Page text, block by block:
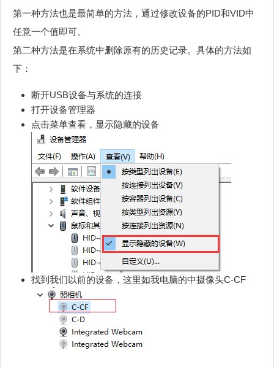
第一种方法也是最简单的方法，通过修改设备的PID和VID中
任意一个值即可。
第二种方法是在系统中删除原有的历史记录。具体的方法如
下：
断开USB设备与系统的连接
打开设备管理器
点击菜单查看，显示隐藏的设备
找到我们以前的设备，这里如我电脑的中摄像头C-CF